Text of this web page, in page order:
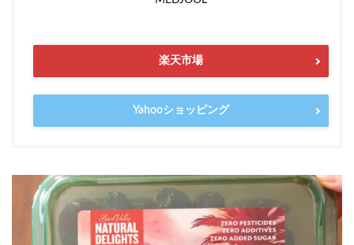
楽天市場
Yahooショッピング